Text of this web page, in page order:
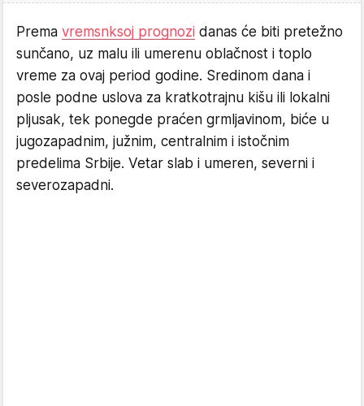
Prema vremsnksoj prognozi danas će biti pretežno
sunčano, uz malu ili umerenu oblačnost i toplo
vreme za ovaj period godine. Sredinom dana i
posle podne uslova za kratkotrajnu kišu ili lokalni
pljusak, tek ponegde praćen grmljavinom, biće u
jugozapadnim, južnim, centralnim i istočnim
predelima Srbije. Vetar slab i umeren, severni i
severozapadni.